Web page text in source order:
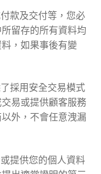
款及交付等，您必
留存的所有資料均
，如果事後有變
採用安全交易模式
易或提供顧客服務
外，不會任意洩漏
提供您的個人資料